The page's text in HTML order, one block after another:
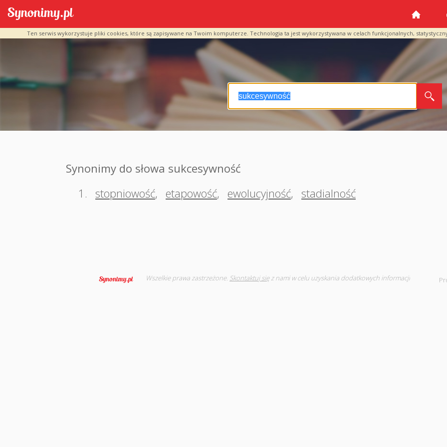
Ten serwis wykorzystuje pliki cookies, które są zapisywane na Twoim komputerze. Technologia ta jest wykorzystywana w celach funkcjonalnych,
Synonimy do słowa sukcesywność
1.
stopniowość, etapowość, ewolucyjność, stadialność
Wszelkie prawa zastrzeżone. Skontaktuj sięz nami w celu uzyskania dodatkowych informacji